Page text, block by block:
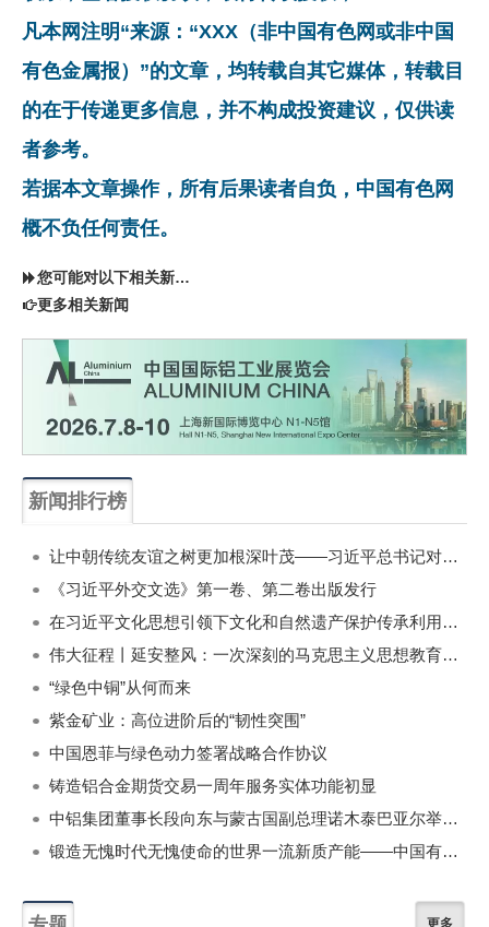
凡本网注明“来源：“XXX（非中国有色网或非中国
有色金属报）”的文章，均转载自其它媒体，转载目
的在于传递更多信息，并不构成投资建议，仅供读
者参考。
若据本文章操作，所有后果读者自负，中国有色网
概不负任何责任。
您可能对以下相关新闻同样感兴趣
更多相关新闻
新闻排行榜
让中朝传统友谊之树更加根深叶茂——习近平总书记对朝鲜进行国事访问纪实
《习近平外交文选》第一卷、第二卷出版发行
在习近平文化思想引领下文化和自然遗产保护传承利用工作开创新局面
伟大征程丨延安整风：一次深刻的马克思主义思想教育运动
“绿色中铜”从何而来
紫金矿业：高位进阶后的“韧性突围”
中国恩菲与绿色动力签署战略合作协议
铸造铝合金期货交易一周年服务实体功能初显
中铝集团董事长段向东与蒙古国副总理诺木泰巴亚尔举行会谈
锻造无愧时代无愧使命的世界一流新质产能——中国有色金属工业的战略应对与破局之道（二）
更多